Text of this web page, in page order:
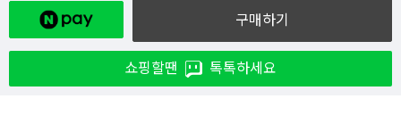
구매하기
쇼핑할땐 톡톡하세요